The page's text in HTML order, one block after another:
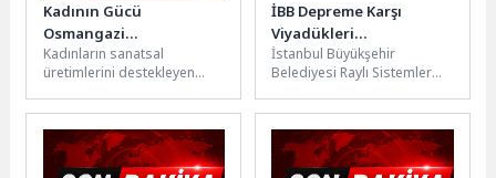
Kadının Gücü
Osmangazi
Sahnesinden Yükseldi
Kadınların sanatsal
üretimlerini destekleyen
amatör kadın oyuncuların
Türkiye’nin ilk taksi şoförü
Muammer Hanım’ın...
İBB Depreme Karşı
Viyadükleri
Güçlendiriyor
İstanbul Büyükşehir
Belediyesi Raylı Sistemler
tarafından, ‘M1A Yenikapı–
Atatürk Havalimanı Metro
Hattı’ üzerindeki
viyadüklerde...